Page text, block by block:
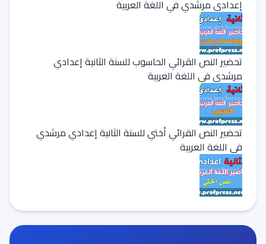
إعدادي مرشدي في اللغة العربية
تحضير النص القرائي الحاسوب للسنة الثانية إعدادي
مرشدي في اللغة العربية
تحضير النص القرائي أختي للسنة الثانية إعدادي مرشدي
في اللغة العربية